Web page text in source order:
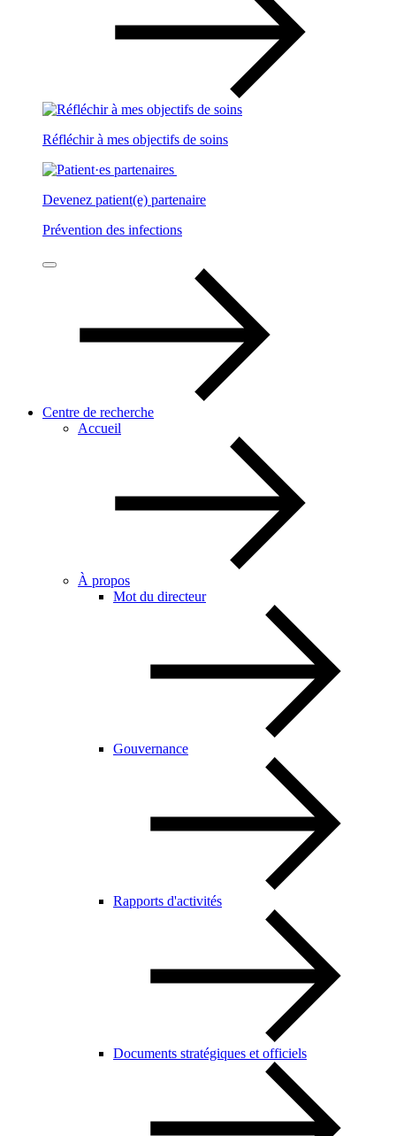
Réfléchir à mes objectifs de soins
Devenez patient(e) partenaire
Prévention des infections
Centre de recherche
Accueil
À propos
Mot du directeur
Gouvernance
Rapports d'activités
Documents stratégiques et officiels